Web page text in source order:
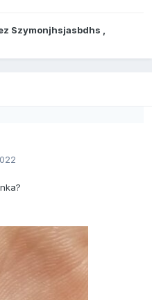
Szymonjhsjasbdhs